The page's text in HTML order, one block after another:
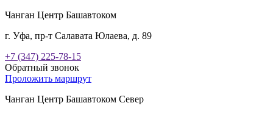
Чанган Центр Башавтоком
г. Уфа, пр-т Салавата Юлаева, д. 89
+7 (347) 225-78-15
Обратный звонок
Проложить маршрут
Чанган Центр Башавтоком Север